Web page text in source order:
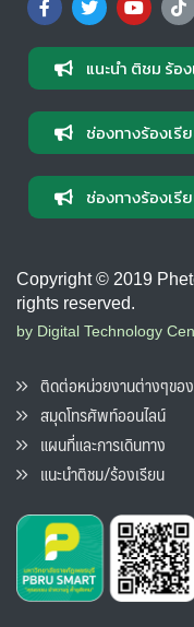
แนะนำ ติชม ร้อ
ช่องทางร้องเรี
ช่องทางร้องเรี
Copyright © 2019
rights reserved.
by Digital Technology
ติดต่อหน่วยงานต่างๆขอ
สมุดโทรศัพท์ออนไลน์
แผนที่และการเดินทาง
แนะนำติชม/ร้องเรียน